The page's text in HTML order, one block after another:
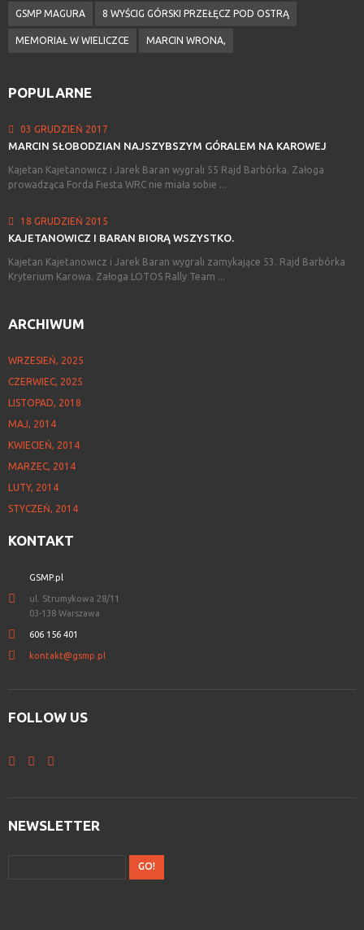
GSMP MAGURA 8 WYŚCIG GÓRSKI PRZEŁĘCZ POD OSTRĄ
MEMORIAŁ W WIELICZCE MARCIN WRONA,
POPULARNE
03 GRUDZIEŃ 2017
MARCIN SŁOBODZIAN NAJSZYBSZYM GÓRALEM NA KAROWEJ
Kajetan Kajetanowicz i Jarek Baran wygrali 55 Rajd Barbórka. Załoga
prowadząca Forda Fiesta WRC nie miała sobie ...
18 GRUDZIEŃ 2015
KAJETANOWICZ I BARAN BIORĄ WSZYSTKO.
Kajetan Kajetanowicz i Jarek Baran wygrali zamykające 53. Rajd Barbórka
Kryterium Karowa. Załoga LOTOS Rally Team ...
ARCHIWUM
WRZESIEŃ, 2025
CZERWIEC, 2025
LISTOPAD, 2018
MAJ, 2014
KWIECIEŃ, 2014
MARZEC, 2014
LUTY, 2014
STYCZEŃ, 2014
KONTAKT
GSMP.pl
ul. Strumykowa 28/11
03-138 Warszawa
606 156 401
kontakt@gsmp.pl
FOLLOW US
NEWSLETTER